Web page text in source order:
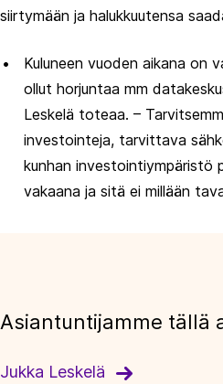
siirtymään ja halukkuutensa
Kuluneen vuoden aikana on
ollut horjuntaa mm
Leskelä toteaa. –
investointeja, tarvittava
kunhan investointiympäristö
vakaana ja sitä ei millään
Asiantuntijamme tällä
Jukka Leskelä